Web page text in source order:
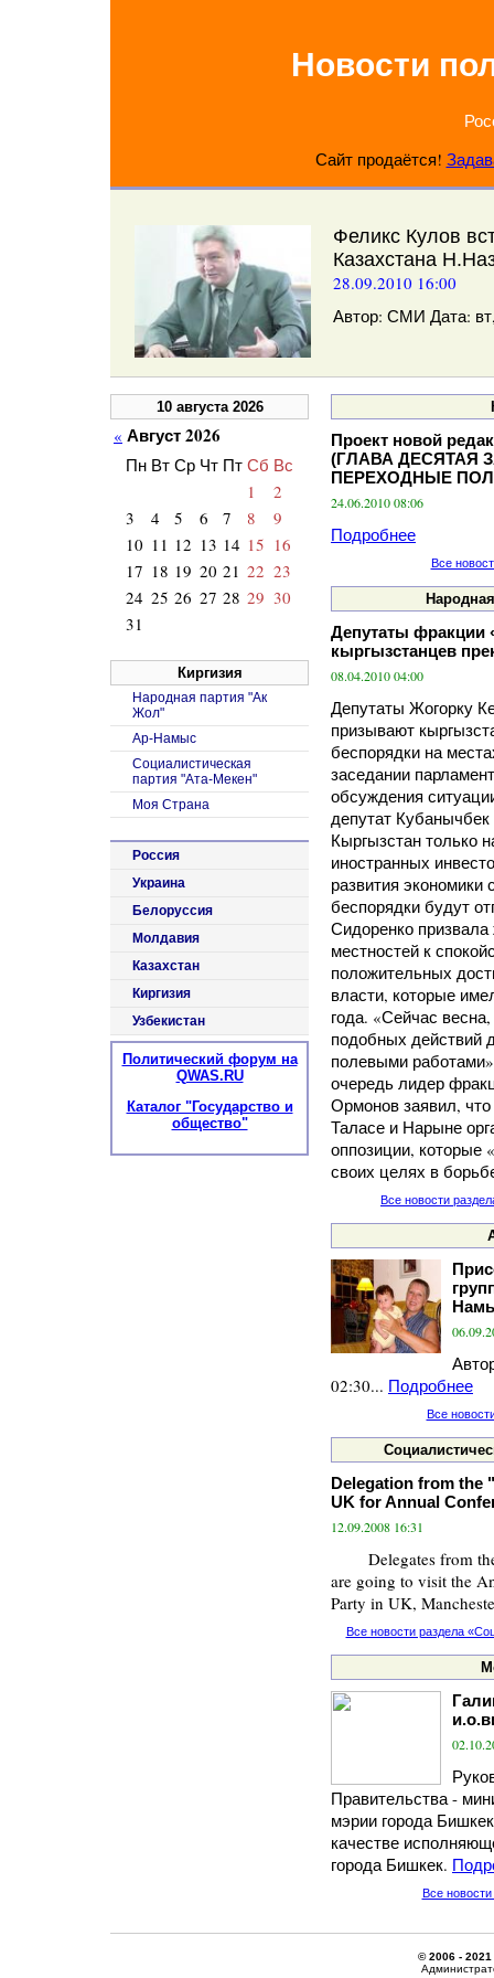
Новости
Сайт продаётся!
Феликс Кулов
Казахстана
28.09.2010 16:00
Автор: СМИ Дата:
Проект новой
(ГЛАВА ДЕСЯТАЯ
ПЕРЕХОДНЫЕ
24.06.2010 08:06
Подробнее
Все
Депутаты
кыргызстанцев
08.04.2010 04:00
Депутаты Жогорку
призывают
беспорядки на
заседании
обсуждения
депутат
Кыргызстан только
иностранных
развития
беспорядки будут
Сидоренко
местностей к
положительных
власти, которые
года. «Сейчас
подобных действий
полевыми
очередь лидер
Ормонов заявил,
Таласе и Нарыне
оппозиции, которые
своих целях в
Все новости
02:30... Подробнее
Все
Delegation from the
UK for Annual
12.09.2008 16:31
Delegates from the
are going to visit the
Party in UK,
Все новости раздела
Правительства -
мэрии города
качестве
города Бишкек.
Все
10 августа 2026
« Август 2026
Пн Вт Ср Чт Пт Сб Вс
1
2
3
4 5 6 7 8
9
10 11 12 13 14 15 16
17 18 19 20 21 22 23
24 25 26 27 28 29 30
31
Киргизия
Народная партия "Ак
Жол"
Ар-Намыс
Социалистическая
партия "Ата-Мекен"
Моя Страна
Россия
Украина
Белоруссия
Молдавия
Казахстан
Киргизия
Узбекистан
Политический форум на
QWAS.RU
Каталог "Государство и
общество"
© 2006 - 2021